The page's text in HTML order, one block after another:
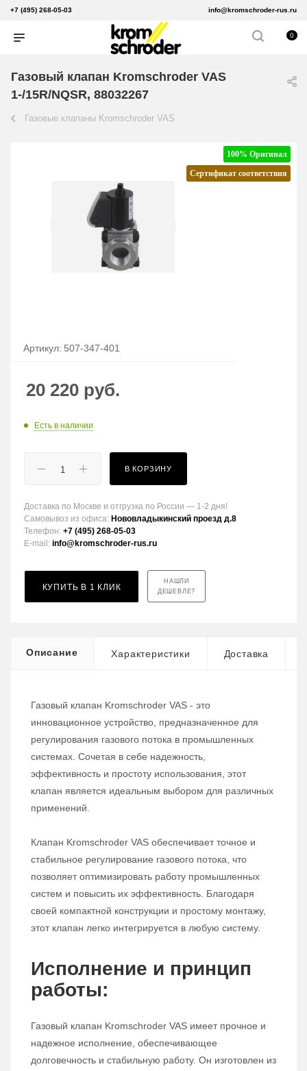
+7 (495) 268-05-03 info@kromschroder-rus.ru
0
Газовый клапан Kromschroder VAS
1-/15R/NQSR, 88032267
Газовые клапаны Kromschroder VAS
100% Оригинал
Сертификат соответствия
Артикул: 507-347-401
20 220 руб.
Есть в наличии
В КОРЗИНУ
Доставка по Москве и отгрузка по России — 1-2 дня!
Самовывоз из офиса: Нововладыкинский проезд д.8
Телефон: +7 (495) 268-05-03
E-mail: info@kromschroder-rus.ru
КУПИТЬ В 1 КЛИК
НАШЛИ
ДЕШЕВЛЕ?
Описание Характеристики Доставка
Газовый клапан Kromschroder VAS - это
инновационное устройство, предназначенное для
регулирования газового потока в промышленных
системах. Сочетая в себе надежность,
эффективность и простоту использования, этот
клапан является идеальным выбором для различных
применений.
Клапан Kromschroder VAS обеспечивает точное и
стабильное регулирование газового потока, что
позволяет оптимизировать работу промышленных
систем и повысить их эффективность. Благодаря
своей компактной конструкции и простому монтажу,
этот клапан легко интегрируется в любую систему.
Исполнение и принцип
работы:
Газовый клапан Kromschroder VAS имеет прочное и
надежное исполнение, обеспечивающее
долговечность и стабильную работу. Он изготовлен из